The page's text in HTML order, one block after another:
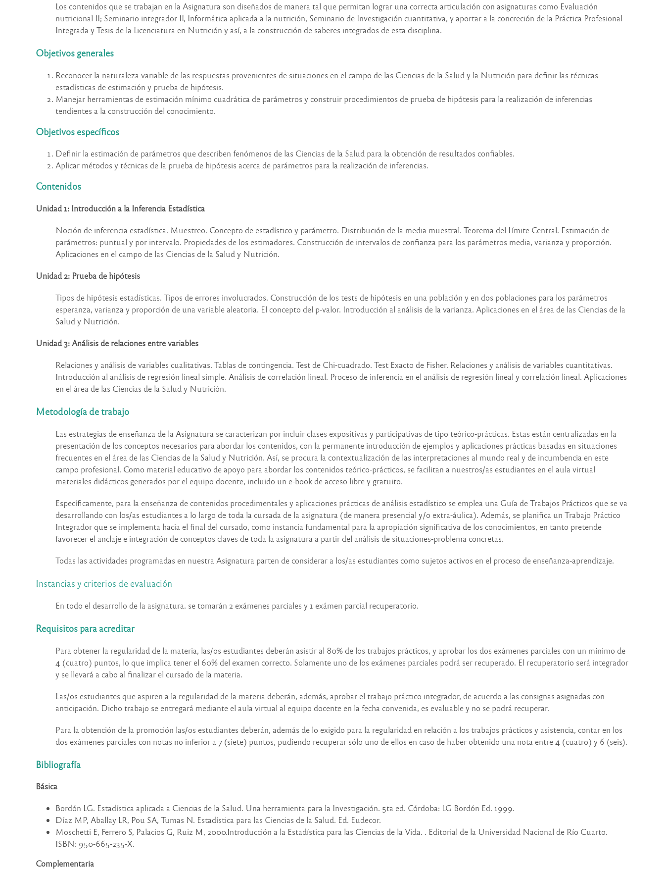
Los contenidos que se trabajan en la Asignatura son diseñados de manera tal que permitan lograr una correcta articulación con asignaturas como Evaluación
nutricional II; Seminario integrador II, Informática aplicada a la nutrición, Seminario de Investigación cuantitativa, y aportar a la concreción de la Práctica Profesional
Integrada y Tesis de la Licenciatura en Nutrición y así, a la construcción de saberes integrados de esta disciplina.
Objetivos generales
Reconocer la naturaleza variable de las respuestas provenientes de situaciones en el campo de las Ciencias de la Salud y la Nutrición para definir las técnicas
estadísticas de estimación y prueba de hipótesis.
Manejar herramientas de estimación mínimo cuadrática de parámetros y construir procedimientos de prueba de hipótesis para la realización de inferencias
tendientes a la construcción del conocimiento.
Objetivos específicos
Definir la estimación de parámetros que describen fenómenos de las Ciencias de la Salud para la obtención de resultados confiables.
Aplicar métodos y técnicas de la prueba de hipótesis acerca de parámetros para la realización de inferencias.
Contenidos
Unidad 1: Introducción a la Inferencia Estadística
Noción de inferencia estadística. Muestreo. Concepto de estadístico y parámetro. Distribución de la media muestral. Teorema del Límite Central. Estimación de
parámetros: puntual y por intervalo. Propiedades de los estimadores. Construcción de intervalos de confianza para los parámetros media, varianza y proporción.
Aplicaciones en el campo de las Ciencias de la Salud y Nutrición.
Unidad 2: Prueba de hipótesis
Tipos de hipótesis estadísticas. Tipos de errores involucrados. Construcción de los tests de hipótesis en una población y en dos poblaciones para los parámetros
esperanza, varianza y proporción de una variable aleatoria. El concepto del p-valor. Introducción al análisis de la varianza. Aplicaciones en el área de las Ciencias de la
Salud y Nutrición.
Unidad 3: Análisis de relaciones entre variables
Relaciones y análisis de variables cualitativas. Tablas de contingencia. Test de Chi-cuadrado. Test Exacto de Fisher. Relaciones y análisis de variables cuantitativas.
Introducción al análisis de regresión lineal simple. Análisis de correlación lineal. Proceso de inferencia en el análisis de regresión lineal y correlación lineal. Aplicaciones
en el área de las Ciencias de la Salud y Nutrición.
Metodología de trabajo
Las estrategias de enseñanza de la Asignatura se caracterizan por incluir clases expositivas y participativas de tipo teórico-prácticas. Estas están centralizadas en la
presentación de los conceptos necesarios para abordar los contenidos, con la permanente introducción de ejemplos y aplicaciones prácticas basadas en situaciones
frecuentes en el área de las Ciencias de la Salud y Nutrición. Así, se procura la contextualización de las interpretaciones al mundo real y de incumbencia en este
campo profesional. Como material educativo de apoyo para abordar los contenidos teórico-prácticos, se facilitan a nuestros/as estudiantes en el aula virtual
materiales didácticos generados por el equipo docente, incluido un e-book de acceso libre y gratuito.
Específicamente, para la enseñanza de contenidos procedimentales y aplicaciones prácticas de análisis estadístico se emplea una Guía de Trabajos Prácticos que se va
desarrollando con los/as estudiantes a lo largo de toda la cursada de la asignatura (de manera presencial y/o extra-áulica). Además, se planifica un Trabajo Práctico
Integrador que se implementa hacia el final del cursado, como instancia fundamental para la apropiación significativa de los conocimientos, en tanto pretende
favorecer el anclaje e integración de conceptos claves de toda la asignatura a partir del análisis de situaciones-problema concretas.
Todas las actividades programadas en nuestra Asignatura parten de considerar a los/as estudiantes como sujetos activos en el proceso de enseñanza-aprendizaje.
Instancias y criterios de evaluación
En todo el desarrollo de la asignatura. se tomarán 2 exámenes parciales y 1 exámen parcial recuperatorio.
Requisitos para acreditar
Para obtener la regularidad de la materia, las/os estudiantes deberán asistir al 80% de los trabajos prácticos, y aprobar los dos exámenes parciales con un mínimo de
4 (cuatro) puntos, lo que implica tener el 60% del examen correcto. Solamente uno de los exámenes parciales podrá ser recuperado. El recuperatorio será integrador
y se llevará a cabo al finalizar el cursado de la materia.
Las/os estudiantes que aspiren a la regularidad de la materia deberán, además, aprobar el trabajo práctico integrador, de acuerdo a las consignas asignadas con
anticipación. Dicho trabajo se entregará mediante el aula virtual al equipo docente en la fecha convenida, es evaluable y no se podrá recuperar.
Para la obtención de la promoción las/os estudiantes deberán, además de lo exigido para la regularidad en relación a los trabajos prácticos y asistencia, contar en los
dos exámenes parciales con notas no inferior a 7 (siete) puntos, pudiendo recuperar sólo uno de ellos en caso de haber obtenido una nota entre 4 (cuatro) y 6 (seis).
Bibliografía
Básica
Bordón LG. Estadística aplicada a Ciencias de la Salud. Una herramienta para la Investigación. 5ta ed. Córdoba: LG Bordón Ed. 1999.
Díaz MP, Aballay LR, Pou SA, Tumas N. Estadística para las Ciencias de la Salud. Ed. Eudecor.
Moschetti E, Ferrero S, Palacios G, Ruiz M, 2000.Introducción a la Estadística para las Ciencias de la Vida. . Editorial de la Universidad Nacional de Río Cuarto.
ISBN: 950-665-235-X.
Complementaria